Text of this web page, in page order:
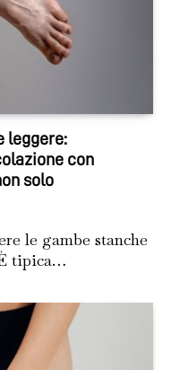
leggere:
con
solo
le gambe stanche
tipica…